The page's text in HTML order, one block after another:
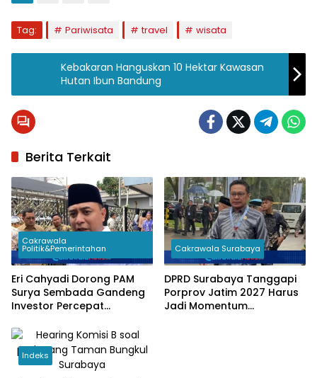
Tag: Pariwisata travel wisata
Kebakaran Hanguskan 10 Hektar Kawasan
Hutan Ibun Bandung
Berita Terkait
Cakrawala
Politik&Pemerintahan
Eri Cahyadi Dorong PAM
Surya Sembada Gandeng
Investor Percepat
Bersih
Cakrawala Surabaya
DPRD Surabaya Tanggapi
Porprov Jatim 2027 Harus
Jadi Momentum
Indeks